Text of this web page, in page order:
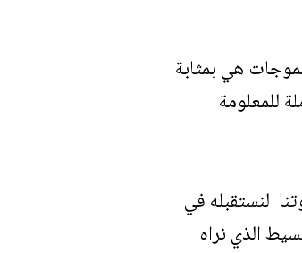
هي بمثابة
للمعلومة
لنستقبله في
الذي نراه